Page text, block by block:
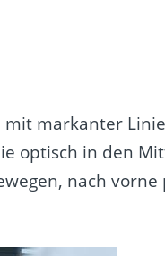
mit markanter
optisch in den
nach vorne